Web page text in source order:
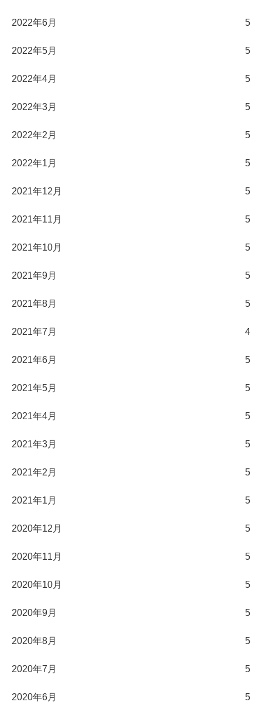
2022年6月 5
2022年5月 5
2022年4月 5
2022年3月 5
2022年2月 5
2022年1月 5
2021年12月 5
2021年11月 5
2021年10月 5
2021年9月 5
2021年8月 5
2021年7月 4
2021年6月 5
2021年5月 5
2021年4月 5
2021年3月 5
2021年2月 5
2021年1月 5
2020年12月 5
2020年11月 5
2020年10月 5
2020年9月 5
2020年8月 5
2020年7月 5
2020年6月 5